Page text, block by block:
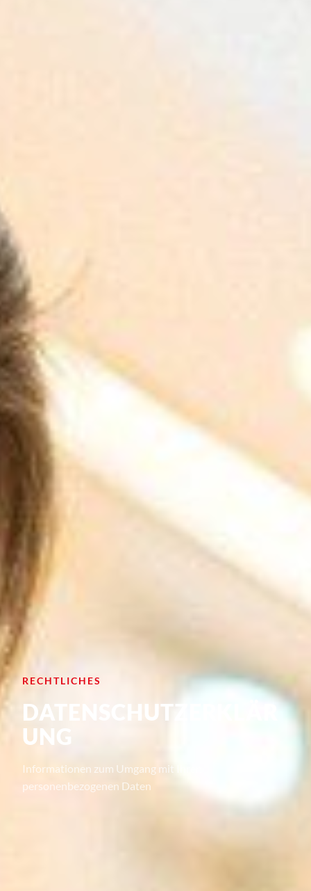
RECHTLICHES
DATENSCHUTZERKLÄR
UNG
Informationen zum Umgang mit Ihren
personenbezogenen Daten